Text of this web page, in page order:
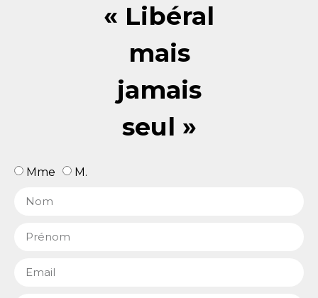
« Libéral
mais
jamais
seul »
Mme M.